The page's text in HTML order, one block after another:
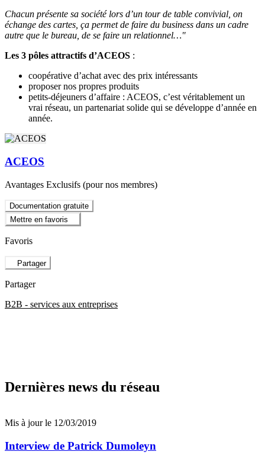
Chacun présente sa société lors d’un tour de table convivial, on
échange des cartes, ça permet de faire du business dans un cadre
autre que le bureau, de se faire un relationnel…"
Les 3 pôles attractifs d’ACEOS :
coopérative d’achat avec des prix intéressants
proposer nos propres produits
petits-déjeuners d’affaire : ACEOS, c’est véritablement un
vrai réseau, un partenariat solide qui se développe d’année en
année.
ACEOS
Avantages Exclusifs (pour nos membres)
Documentation gratuite
Mettre en favoris
Favoris
Partager
Partager
B2B - services aux entreprises
Dernières news du réseau
Mis à jour le 12/03/2019
Interview de Patrick Dumoleyn